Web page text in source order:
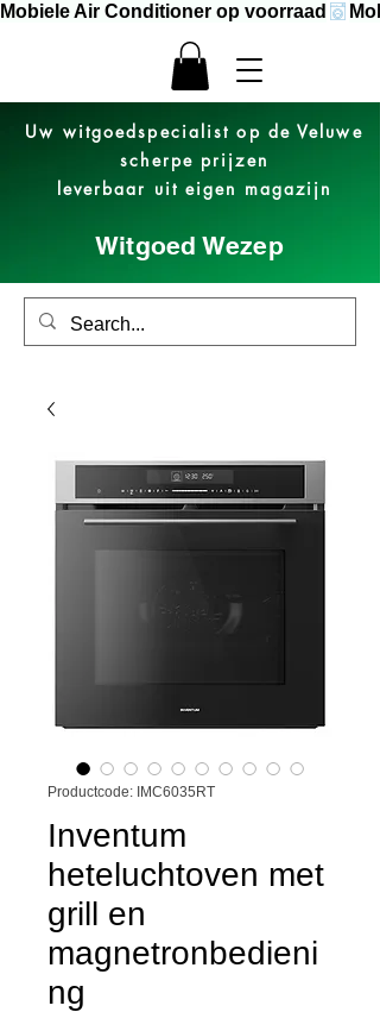
Uw witgoedspecialist op de Veluwe
scherpe prijzen
leverbaar uit eigen magazijn
Witgoed Wezep
Mobiele Air Conditioner op voorraad
Productcode: IMC6035RT
Inventum
heteluchtoven met
grill en
magnetronbedieni
ng